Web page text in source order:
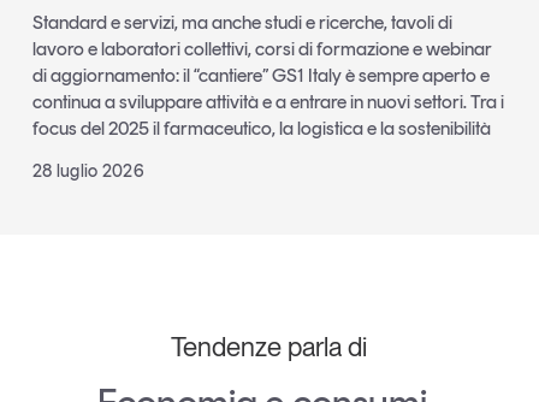
Standard e servizi, ma anche studi e ricerche, tavoli di
lavoro e laboratori collettivi, corsi di formazione e webinar
di aggiornamento: il “cantiere” GS1 Italy è sempre aperto e
continua a sviluppare attività e a entrare in nuovi settori. Tra i
focus del 2025 il farmaceutico, la logistica e la sostenibilità
28 luglio 2026
Tendenze parla di